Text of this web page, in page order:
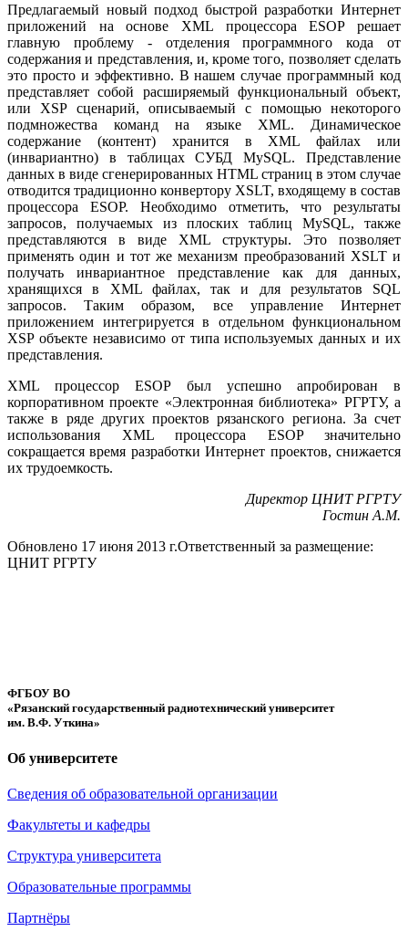
Предлагаемый новый подход быстрой разработки Интернет
приложений на основе XML процессора ESOP решает
главную проблему - отделения программного кода от
содержания и представления, и, кроме того, позволяет сделать
это просто и эффективно. В нашем случае программный код
представляет собой расширяемый функциональный объект,
или XSP сценарий, описываемый с помощью некоторого
подмножества команд на языке XML. Динамическое
содержание (контент) хранится в XML файлах или
(инвариантно) в таблицах СУБД MySQL. Представление
данных в виде сгенерированных HTML страниц в этом случае
отводится традиционно конвертору XSLT, входящему в состав
процессора ESOP. Необходимо отметить, что результаты
запросов, получаемых из плоских таблиц MySQL, также
представляются в виде XML структуры. Это позволяет
применять один и тот же механизм преобразований XSLT и
получать инвариантное представление как для данных,
хранящихся в XML файлах, так и для результатов SQL
запросов. Таким образом, все управление Интернет
приложением интегрируется в отдельном функциональном
XSP объекте независимо от типа используемых данных и их
представления.
XML процессор ESOP был успешно апробирован в
корпоративном проекте «Электронная библиотека» РГРТУ, а
также в ряде других проектов рязанского региона. За счет
использования XML процессора ESOP значительно
сокращается время разработки Интернет проектов, снижается
их трудоемкость.
Директор ЦНИТ РГРТУ
Гостин А.М.
Обновлено 17 июня 2013 г.Ответственный за размещение:
ЦНИТ РГРТУ
ФГБОУ ВО
«Рязанский государственный радиотехнический университет
им. В.Ф. Уткина»
Об университете
Сведения об образовательной организации
Факультеты и кафедры
Структура университета
Образовательные программы
Партнёры